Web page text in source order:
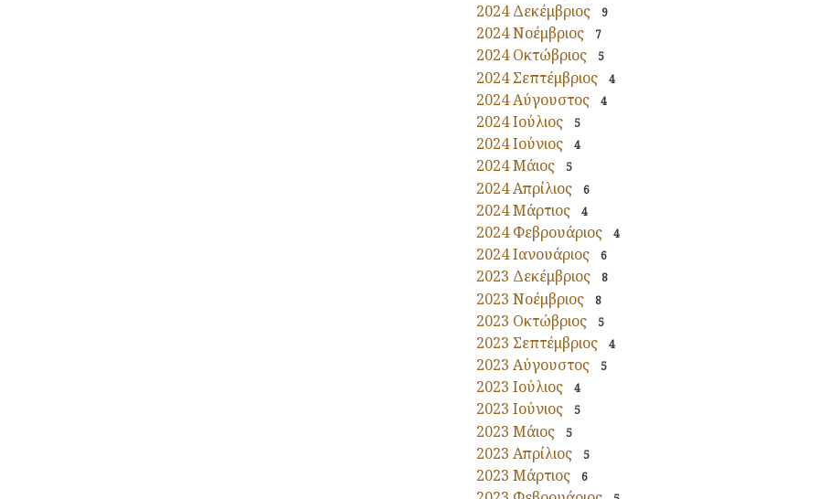
2024 Δεκέμβριος 9
2024 Νοέμβριος 7
2024 Οκτώβριος 5
2024 Σεπτέμβριος 4
2024 Αύγουστος 4
2024 Ιούλιος 5
2024 Ιούνιος 4
2024 Μάιος 5
2024 Απρίλιος 6
2024 Μάρτιος 4
2024 Φεβρουάριος 4
2024 Ιανουάριος 6
2023 Δεκέμβριος 8
2023 Νοέμβριος 8
2023 Οκτώβριος 5
2023 Σεπτέμβριος 4
2023 Αύγουστος 5
2023 Ιούλιος 4
2023 Ιούνιος 5
2023 Μάιος 5
2023 Απρίλιος 5
2023 Μάρτιος 6